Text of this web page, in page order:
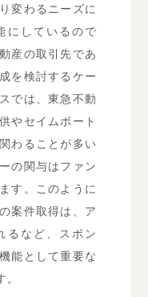
変わるニーズに
にしているので
産の取引先であ
を検討するケー
では、東急不動
やセイムボート
わることが多い
の関与はファン
す。このように
案件取得は、ア
るなど、スポン
能として重要な